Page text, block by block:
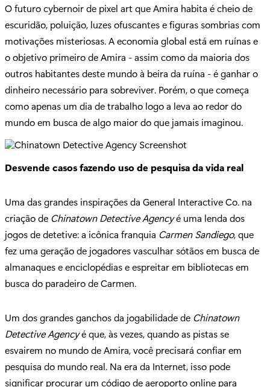
O futuro cybernoir de pixel art que Amira habita é cheio de
escuridão, poluição, luzes ofuscantes e figuras sombrias com
motivações misteriosas. A economia global está em ruínas e
o objetivo primeiro de Amira - assim como da maioria dos
outros habitantes deste mundo à beira da ruína - é ganhar o
dinheiro necessário para sobreviver. Porém, o que começa
como apenas um dia de trabalho logo a leva ao redor do
mundo em busca de algo maior do que jamais imaginou.
Desvende casos fazendo uso de pesquisa da vida real
Uma das grandes inspirações da General Interactive Co. na
criação de Chinatown Detective Agencyé uma lenda dos
jogos de detetive: a icônica franquia Carmen Sandiego, que
fez uma geração de jogadores vasculhar sótãos em busca de
almanaques e enciclopédias e espreitar em bibliotecas em
busca do paradeiro de Carmen.
Um dos grandes ganchos da jogabilidade de Chinatown
Detective Agencyé que, às vezes, quando as pistas se
esvairem no mundo de Amira, você precisará confiar em
pesquisa do mundo real. Na era da Internet, isso pode
significar procurar um código de aeroporto online para